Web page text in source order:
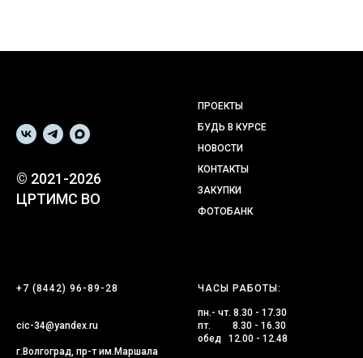
© 2021-2026
ЦРТИМС ВО
ПРОЕКТЫ
БУДЬ В КУРСЕ
НОВОСТИ
КОНТАКТЫ
ЗАКУПКИ
ФОТОБАНК
+7 (8442) 96-89-28
cic-34@yandex.ru
г.Волгоград, пр-т им.Маршала
ЧАСЫ РАБОТЫ:
пн.- чт. 8.30 - 17.30
пт. 8.30 - 16.30
обед 12.00 - 12.48